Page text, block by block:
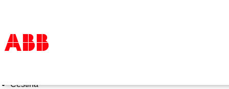
Products & Solutions
Čeština